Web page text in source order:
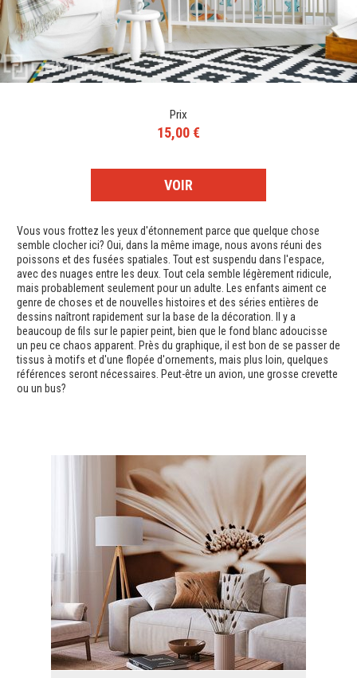
Prix
15,00 €
VOIR
Vous vous frottez les yeux d'étonnement parce que quelque chose
semble clocher ici? Oui, dans la même image, nous avons réuni des
poissons et des fusées spatiales. Tout est suspendu dans l'espace,
avec des nuages entre les deux. Tout cela semble légèrement ridicule,
mais probablement seulement pour un adulte. Les enfants aiment ce
genre de choses et de nouvelles histoires et des séries entières de
dessins naîtront rapidement sur la base de la décoration. Il y a
beaucoup de fils sur le papier peint, bien que le fond blanc adoucisse
un peu ce chaos apparent. Près du graphique, il est bon de se passer de
tissus à motifs et d'une flopée d'ornements, mais plus loin, quelques
références seront nécessaires. Peut-être un avion, une grosse crevette
ou un bus?